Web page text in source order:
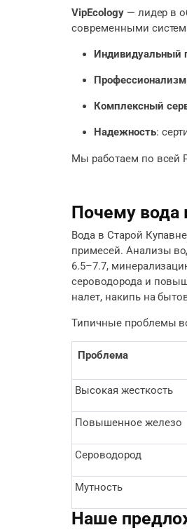
VipEcology— лидер в
современными
Индивидуальный
Профессионализм
Комплексный
Надежность:
Мы работаем по всей
Почему вода
Вода в Старой
примесей. Анализы
6.5–7.7,
сероводорода и
налет, накипь на
Типичные проблемы
Проблема
Высокая жесткость
Повышенное железо
Сероводород
Мутность
Наше